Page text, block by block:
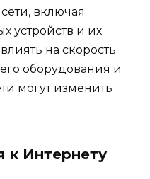
включая
устройств и их
на скорость
оборудования и
могут изменить
к Интернету